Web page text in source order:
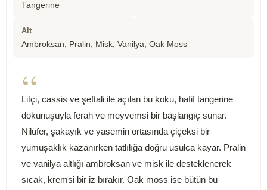
Tangerine
Alt
Ambroksan, Pralin, Misk, Vanilya, Oak Moss
“
Litçi, cassis ve şeftali ile açılan bu koku, hafif tangerine
dokunuşuyla ferah ve meyvemsi bir başlangıç sunar.
Nilüfer, şakayık ve yasemin ortasında çiçeksi bir
yumuşaklık kazanırken tatlılığa doğru usulca kayar. Pralin
ve vanilya altlığı ambroksan ve misk ile desteklenerek
sıcak, kremsi bir iz bırakır. Oak moss ise bütün bu